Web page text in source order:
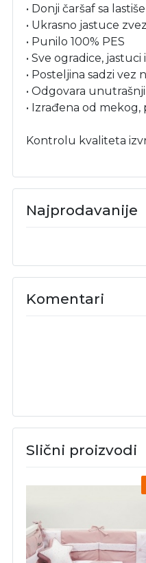
• Donji čaršaf sa
• Ukrasno jastuce
• Punilo 100% PES
• Sve ogradice,
• Posteljina sadzi vez
• Odgovara
• Izrađena od
Kontrolu kvaliteta
Najprodavanije
Komentari
Slični proizvodi